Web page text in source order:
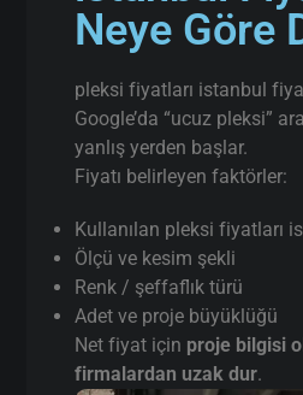
Neye Göre
pleksi fiyatları istanbul
Google’da “ucuz pleksi”
yanlış yerden başlar.
Fiyatı belirleyen faktörler:
Kullanılan pleksi fiyatları
Ölçü ve kesim şekli
Renk / şeffaflık türü
Adet ve proje büyüklüğü
Net fiyat için proje bilgisi
firmalardan uzak dur.